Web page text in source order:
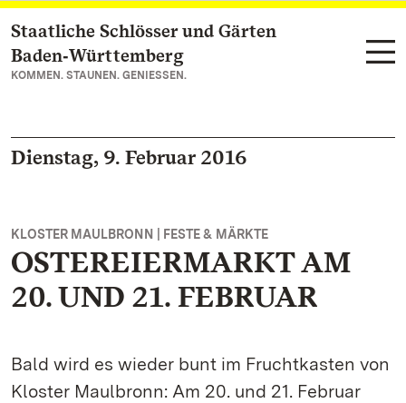
Zum Hauptinhalt springen
Staatliche Schlösser und Gärten
Baden‑Württemberg
KOMMEN. STAUNEN. GENIESSEN.
Dienstag, 9. Februar 2016
KLOSTER MAULBRONN | FESTE & MÄRKTE
OSTEREIERMARKT AM
20. UND 21. FEBRUAR
Bald wird es wieder bunt im Fruchtkasten von
Kloster Maulbronn: Am 20. und 21. Februar